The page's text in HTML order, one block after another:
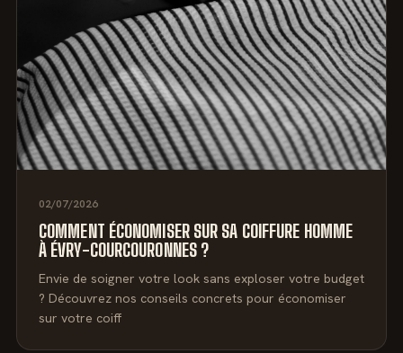
02/07/2026
COMMENT ÉCONOMISER SUR SA COIFFURE HOMME
À ÉVRY-COURCOURONNES ?
Envie de soigner votre look sans exploser votre budget
? Découvrez nos conseils concrets pour économiser
sur votre coiff